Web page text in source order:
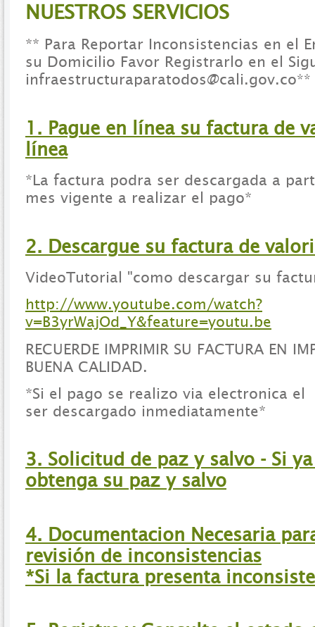
NUESTROS SERVICIOS
** Para Reportar Inconsistencias en el
su Domicilio Favor Registrarlo en el
infraestructuraparatodos@cali.gov.co**
1. Pague en línea su factura de
línea
*La factura podra ser descargada a
mes vigente a realizar el pago*
2. Descargue su factura de
VideoTutorial "como descargar su
http://www.youtube.com/watch?
v=B3yrWajOd_Y&feature=youtu.be
RECUERDE IMPRIMIR SU FACTURA EN
BUENA CALIDAD.
*Si el pago se realizo via electronica
ser descargado inmediatamente*
3. Solicitud de paz y salvo - Si
obtenga su paz y salvo
4. Documentacion Necesaria
revisión de inconsistencias
*Si la factura presenta